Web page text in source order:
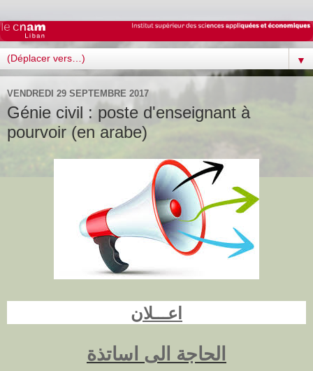
▼
VENDREDI 29 SEPTEMBRE 2017
Génie civil : poste d'enseignant à
pourvoir (en arabe)
اعـــلان
الحاجة الى اساتذة